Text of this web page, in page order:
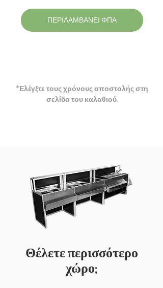
ΠΕΡΙΛΑΜΒΑΝΕΙ ΦΠΑ
*Ελέγξτε τους χρόνους αποστολής στη
σελίδα του καλαθιού​.
Θέλετε περισσότερο
χώρο;